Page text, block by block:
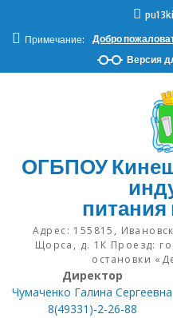
р
Примечание: Добро
Версия
ОГБПОУ
питания
Адрес: 155815,
Щорса, д. 1К Проезд:
остановки
Директор
Чумаченко Галина Сергеевна
8(49331)-2-26-88